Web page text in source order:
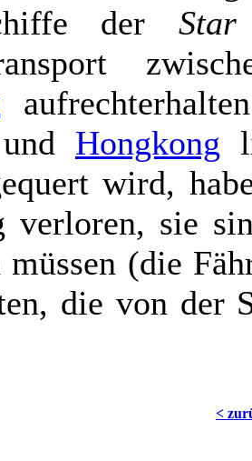
der
Hongkong
wird,
verloren, sie
müssen (die
die von der
<